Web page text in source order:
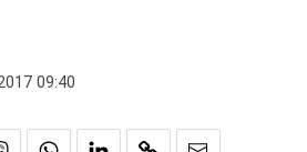
09:40